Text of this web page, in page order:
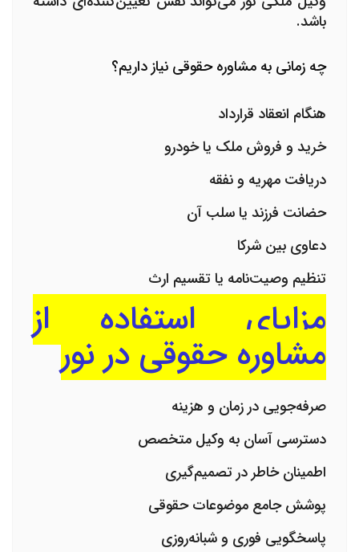
باشد.
چه زمانی به مشاوره حقوقی نیاز داریم؟
هنگام انعقاد قرارداد
خرید و فروش ملک یا خودرو
دریافت مهریه و نفقه
حضانت فرزند یا سلب آن
دعاوی بین شرکا
تنظیم وصیت‌نامه یا تقسیم ارث
مزایای استفاده از
مشاوره حقوقی در نور
صرفه‌جویی در زمان و هزینه
دسترسی آسان به وکیل متخصص
اطمینان خاطر در تصمیم‌گیری
پوشش جامع موضوعات حقوقی
پاسخگویی فوری و شبانه‌روزی